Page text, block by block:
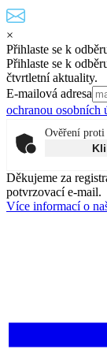
×
Přihlaste se k
Přihlaste se k
čtvrtletní aktuality.
E-mailová adresa
ochranou osobních
Ověření proti
Děkujeme za
potvrzovací e-mail.
Více informací o